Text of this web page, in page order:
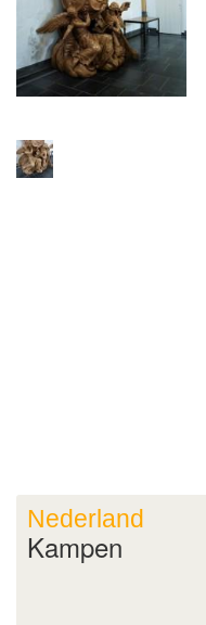
Nederland
Kampen